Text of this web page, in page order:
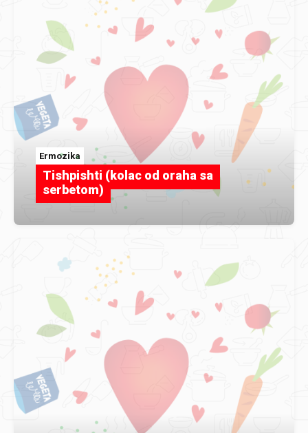
Ermozika
Tishpishti (kolac od oraha sa
serbetom)